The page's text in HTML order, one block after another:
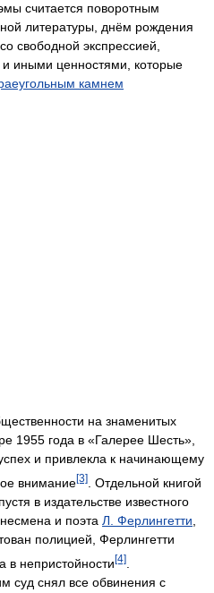
считается поворотным
литературы, днём рождения
свободной экспрессией,
иными ценностями, которые
камнем
на знаменитых
1955 года в «Галерее Шесть»,
и привлекла к начинающему
внимание[3]
. Отдельной книгой
в издательстве известного
и поэта Л. Ферлингетти
полицией, Ферлингетти
в непристойности[4]
суд снял все обвинения с